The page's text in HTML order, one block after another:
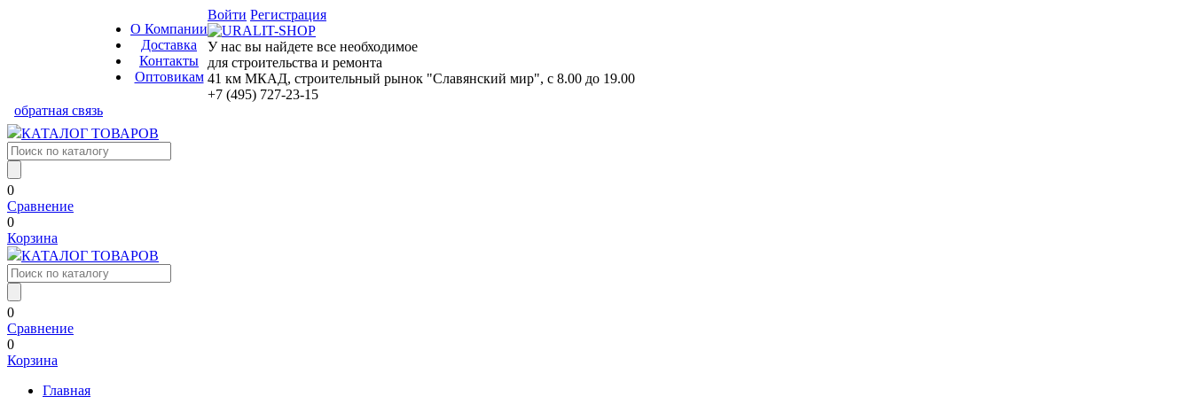
О Компании
Доставка
Контакты
Оптовикам
Войти Регистрация
У нас вы найдете все необходимое
для строительства и ремонта
41 км МКАД, строительный рынок "Славянский мир", с 8.00 до 19.00
+7 (495) 727-23-15
обратная связь
КАТАЛОГ ТОВАРОВ
0
Сравнение
0
Корзина
КАТАЛОГ ТОВАРОВ
0
Сравнение
0
Корзина
Главная